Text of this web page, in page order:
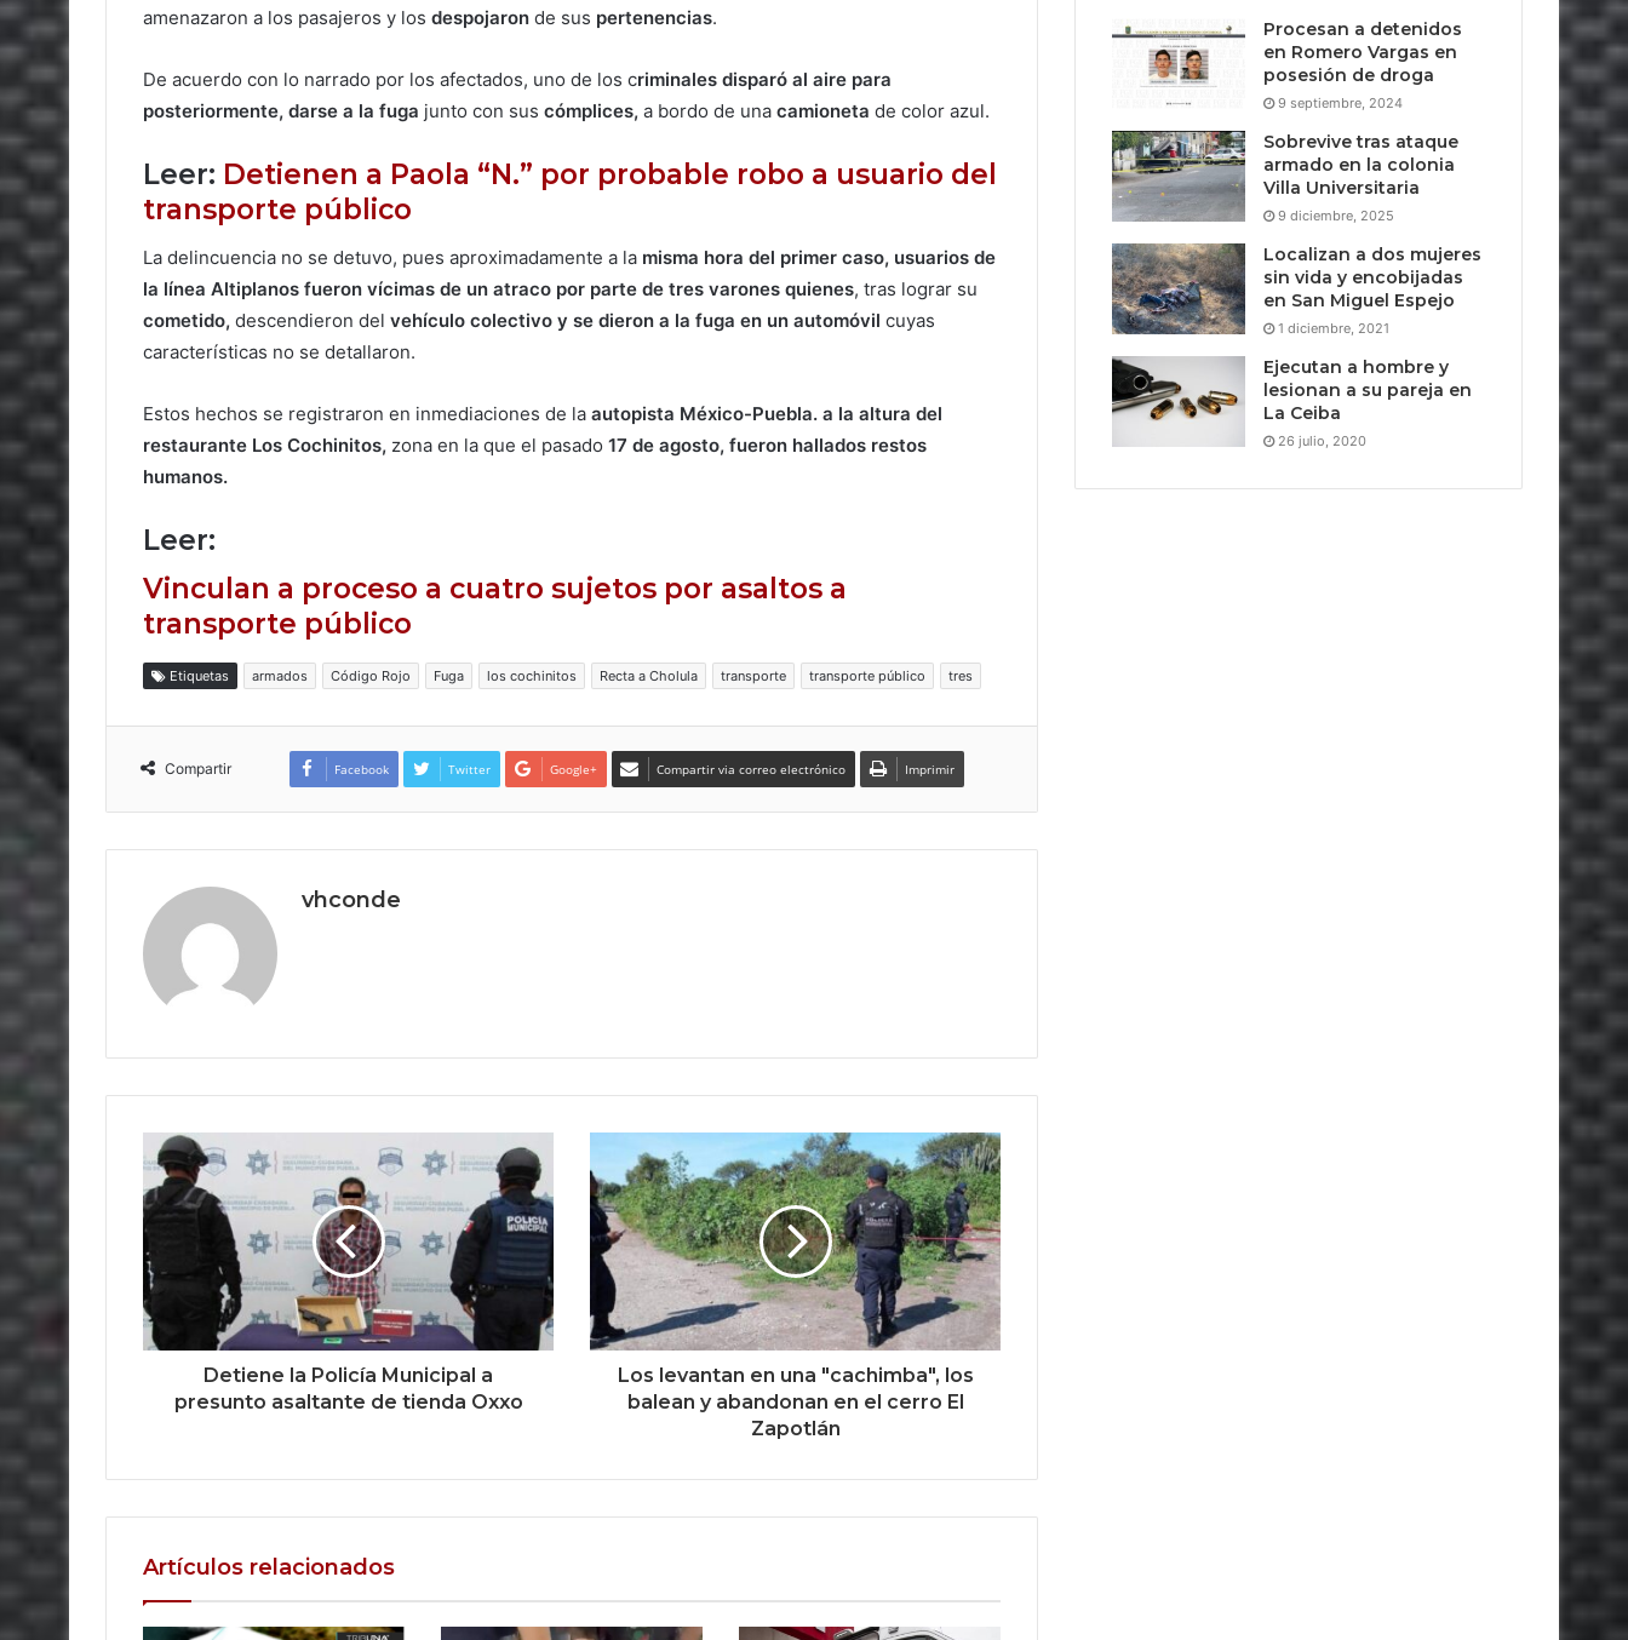
amenazaron a los pasajeros y los despojaron de sus pertenencias.
De acuerdo con lo narrado por los afectados, uno de los criminales disparó al aire para
posteriormente, darse a la fuga junto con sus cómplices, a bordo de una camioneta de color azul.
Leer: Detienen a Paola “N.” por probable robo a usuario del
transporte público
La delincuencia no se detuvo, pues aproximadamente a la misma hora del primer caso, usuarios de
la línea Altiplanos fueron vícimas de un atraco por parte de tres varones quienes, tras lograr su
cometido, descendieron del vehículo colectivo y se dieron a la fuga en un automóvil cuyas
características no se detallaron.
Estos hechos se registraron en inmediaciones de la autopista México-Puebla. a la altura del
restaurante Los Cochinitos, zona en la que el pasado 17 de agosto, fueron hallados restos
humanos.
Leer:
Vinculan a proceso a cuatro sujetos por asaltos a
transporte público
Etiquetas armados Código Rojo Fuga los cochinitos Recta a Cholula transporte transporte público tres
Compartir Facebook Twitter Google+ Compartir via correo electrónico Imprimir
vhconde
Detiene la Policía Municipal a
presunto asaltante de tienda Oxxo
Los levantan en una "cachimba", los
balean y abandonan en el cerro El
Zapotlán
Artículos relacionados
Procesan a detenidos
en Romero Vargas en
posesión de droga
9 septiembre, 2024
Sobrevive tras ataque
armado en la colonia
Villa Universitaria
9 diciembre, 2025
Localizan a dos mujeres
sin vida y encobijadas
en San Miguel Espejo
1 diciembre, 2021
Ejecutan a hombre y
lesionan a su pareja en
La Ceiba
26 julio, 2020